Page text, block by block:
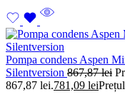
Pompa condens Aspen
Silentversion 867,87lei
867,87 lei.781,09 lei